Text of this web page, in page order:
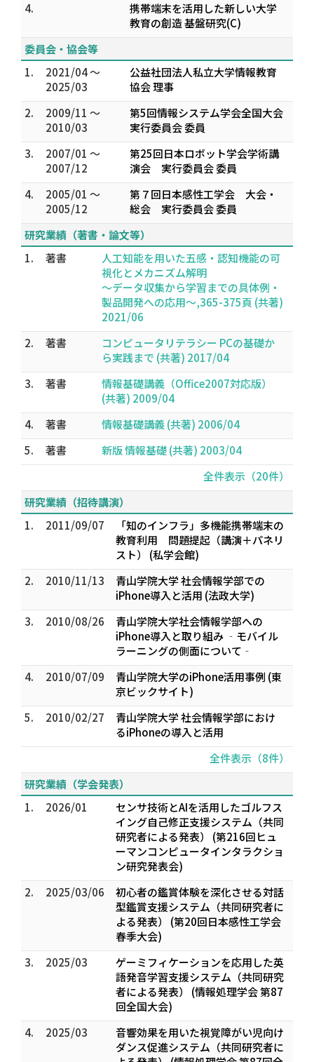
4.
携帯端末を活用した新しい大学
教育の創造 基盤研究(C)
委員会・協会等
1.
2021/04 ～
2025/03
公益社団法人私立大学情報教育
協会 理事
2.
2009/11 ～
2010/03
第5回情報システム学会全国大会
実行委員会 委員
3.
2007/01 ～
2007/12
第25回日本ロボット学会学術講
演会 実行委員会 委員
4.
2005/01 ～
2005/12
第７回日本感性工学会 大会・
総会 実行委員会 委員
研究業績（著書・論文等）
1.
著書
人工知能を用いた五感・認知機能の可
視化とメカニズム解明
～データ収集から学習までの具体例・
製品開発への応用～,365-375頁 (共著)
2021/06
2.
著書
コンピュータリテラシー PCの基礎か
ら実践まで (共著) 2017/04
3.
著書
情報基礎講義（Office2007対応版）
(共著) 2009/04
4.
著書
情報基礎講義 (共著) 2006/04
5.
著書
新版 情報基礎 (共著) 2003/04
全件表示（20件）
研究業績（招待講演）
1.
2011/09/07
「知のインフラ」多機能携帯端末の
教育利用 問題提起（講演＋パネリ
スト） (私学会館)
2.
2010/11/13
青山学院大学 社会情報学部での
iPhone導入と活用 (法政大学)
3.
2010/08/26
青山学院大学社会情報学部への
iPhone導入と取り組み ‐モバイル
ラーニングの側面について‐
4.
2010/07/09
青山学院大学のiPhone活用事例 (東
京ビックサイト)
5.
2010/02/27
青山学院大学 社会情報学部におけ
るiPhoneの導入と活用
全件表示（8件）
研究業績（学会発表）
1.
2026/01
センサ技術とAIを活用したゴルフス
イング自己修正支援システム（共同
研究者による発表） (第216回ヒュ
ーマンコンピュータインタラクショ
ン研究発表会)
2.
2025/03/06
初心者の鑑賞体験を深化させる対話
型鑑賞支援システム（共同研究者に
よる発表） (第20回日本感性工学会
春季大会)
3.
2025/03
ゲーミフィケーションを応用した英
語発音学習支援システム（共同研究
者による発表） (情報処理学会 第87
回全国大会)
4.
2025/03
音響効果を用いた視覚障がい児向け
ダンス促進システム（共同研究者に